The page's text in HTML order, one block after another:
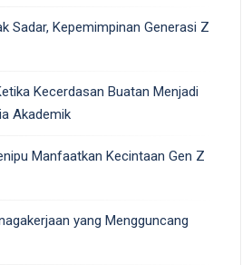
Sadar, Kepemimpinan Generasi Z
Kecerdasan Buatan Menjadi
Akademik
Manfaatkan Kecintaan Gen Z
yang Mengguncang